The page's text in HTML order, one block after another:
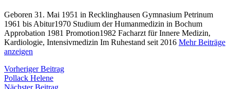
Geboren 31. Mai 1951 in Recklinghausen Gymnasium Petrinum
1961 bis Abitur1970 Studium der Humanmedizin in Bochum
Approbation 1981 Promotion1982 Facharzt für Innere Medizin,
Kardiologie, Intensivmedizin Im Ruhestand seit 2016 Mehr Beiträge
anzeigen
Beitragsnavigation
Vorheriger BeitragVorheriger
Pollack Helene
Nächster BeitragNächster